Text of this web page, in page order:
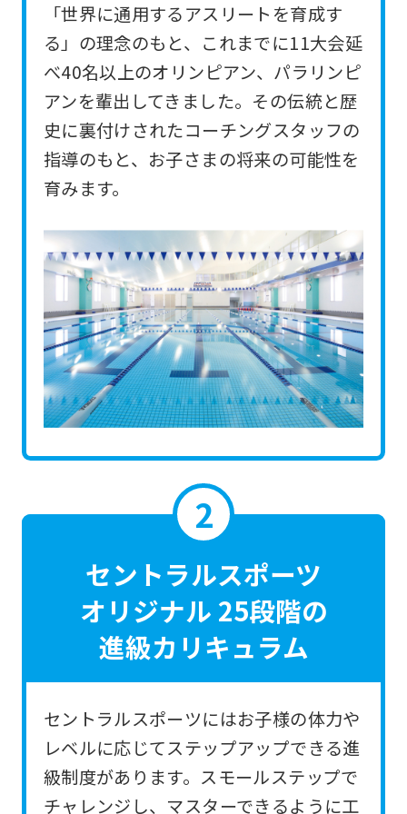
「世界に通用するアスリートを育成す
る」の理念のもと、これまでに11大会延
べ40名以上のオリンピアン、パラリンピ
アンを輩出してきました。その伝統と歴
史に裏付けされたコーチングスタッフの
指導のもと、お子さまの将来の可能性を
育みます。
セントラルスポーツ
オリジナル 25段階の
進級カリキュラム
セントラルスポーツにはお子様の体力や
レベルに応じてステップアップできる進
級制度があります。スモールステップで
チャレンジし、マスターできるように工
For
foreigners
Central
Sports
is
automatically
translated
into
English.
Click
the
(start
automatic
translation)
to
return
to
the
page.
However,
if